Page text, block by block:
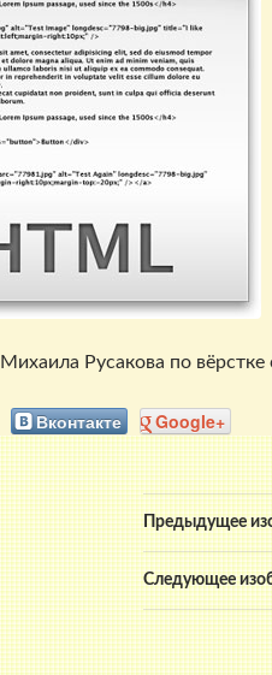
Русакова по вёрстке
Вконтакте Google+
Предыдущее
Следующее